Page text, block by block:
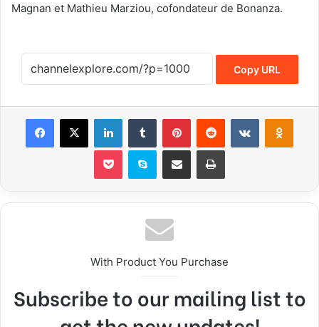
Magnan et Mathieu Marziou, cofondateur de Bonanza.
Copy URL
With Product You Purchase
Subscribe to our mailing list to